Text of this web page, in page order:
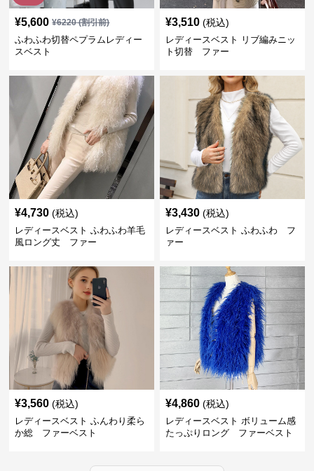
¥5,600 ¥6220(割引前)
ふわふわ切替ペプラムレディー
スベスト
¥3,510 (税込)
レディースベスト リブ編みニッ
ト切替 ファー
¥4,730 (税込)
レディースベスト ふわふわ羊毛
風ロング丈 ファー
¥3,430 (税込)
レディースベスト ふわふわ フ
ァー
¥3,560 (税込)
レディースベスト ふんわり柔ら
か総 ファーベスト
¥4,860 (税込)
レディースベスト ボリューム感
たっぷりロング ファーベスト